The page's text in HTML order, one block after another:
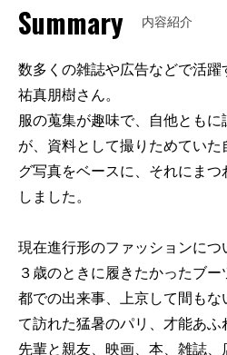
Summary 内容紹介
数多くの雑誌や広告などで活躍
祐真朋樹さん。
服の蒐集が趣味で、自他とも
が、資料として撮りためてい
グ写真をベースに、それにま
しました。
現在進行形のファッションにつ
３歳のときに履きたかったブ
都での出来事、上京して間も
て訪れた猛暑のパリ、才能あ
先輩と親友、映画、本、雑誌